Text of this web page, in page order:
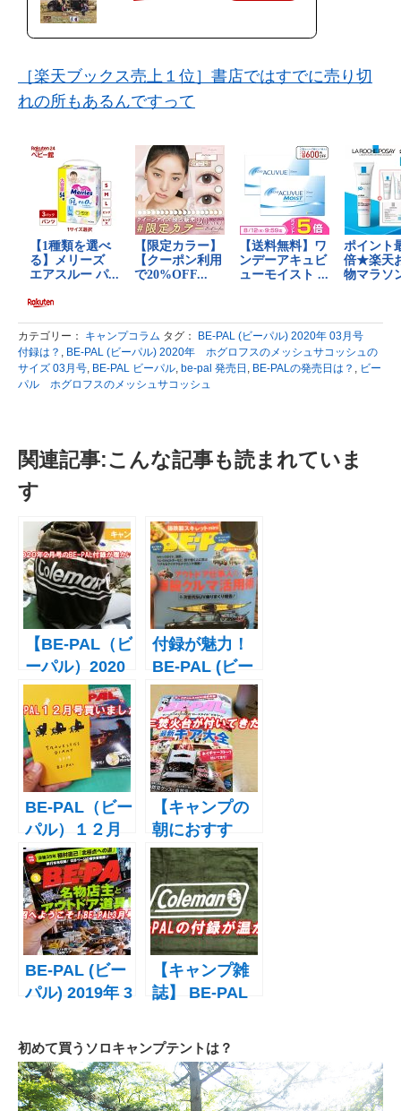
［楽天ブックス売上１位］書店ではすでに売り切
れの所もあるんですって
カテゴリー： キャンプコラム タグ：
BE-PAL (ビーパル) 2020年 03月号
付録は？ , BE-PAL (ビーパル) 2020年 ホグロフスのメッシュサコッシュの
サイズ 03月号, BE-PAL ビーパル, be-pal 発売日 , BE-PALの発売日は？ , ビー
パル ホグロフスのメッシュサコッシュ
関連記事:こんな記事も読まれていま
す
【BE-PAL（ビ
ーパル）2020
年2月号付録】
身長150cmの
長女もピッタ
リ羽織れる！
肌触り暖かさ
満点ブランケ
ット
付録が魅力！
BE-PAL (ビー
パル) 2018年 7
月号の付録は
CHUMSとのコ
ラボ鋳鉄製 ス
キレット
BE-PAL（ビー
パル）１２月
号を購入！付
録はトラベラ
ーズ・ダイア
リー２０１９
【キャンプの
朝におすす
め】BE-
PAL（ビーパ
ル）2019年4
月号の付録は
SHO’S × BE-
PALステンレ
ス ミニ焚き火
BE-PAL (ビー
パル) 2019年 3
い！読む→行
く→買う の
「キャンプ沼
連鎖」が！！
【キャンプ雑
誌】 BE-PAL
2019年 02月号
の付録はコー
ルマンのブラ
ンケット
初めて買うソロキャンプテントは？